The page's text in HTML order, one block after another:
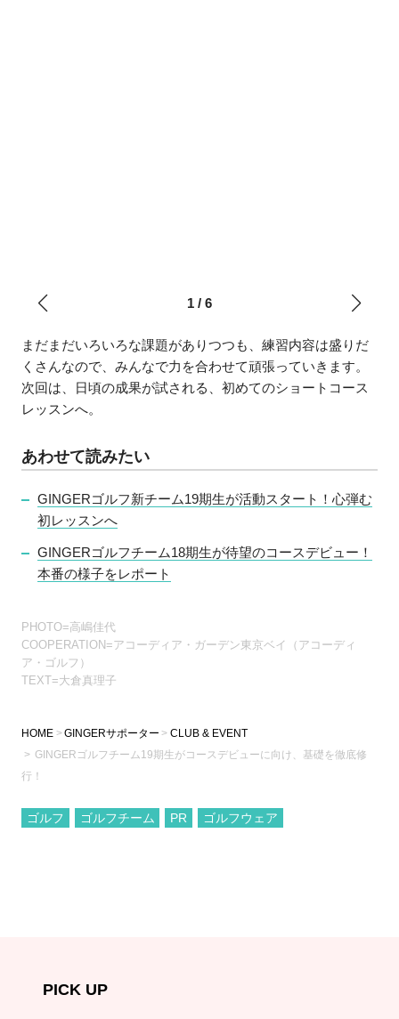
1/ 6
まだまだいろいろな課題がありつつも、練習内容は盛りだ
くさんなので、みんなで力を合わせて頑張っていきます。
次回は、日頃の成果が試される、初めてのショートコース
レッスンへ。
あわせて読みたい
GINGERゴルフ新チーム19期生が活動スタート！心弾む
初レッスンへ
GINGERゴルフチーム18期生が待望のコースデビュー！
本番の様子をレポート
PHOTO=高嶋佳代
COOPERATION=アコーディア・ガーデン東京ベイ（アコーディ
ア・ゴルフ）
TEXT=大倉真理子
HOME GINGERサポーター
CLUB & EVENT
GINGERゴルフチーム19期生がコースデビューに向け、基礎を徹底修
行！
ゴルフ ゴルフチーム PR ゴルフウェア
PICK UP